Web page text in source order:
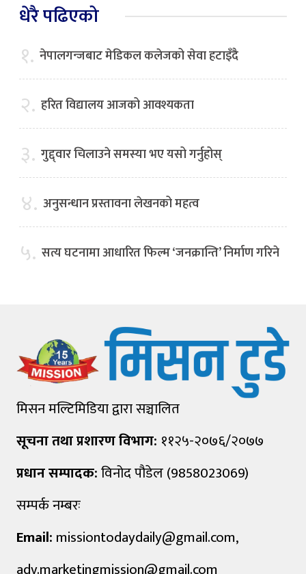
धेरै पढिएको
१. नेपालगन्जबाट मेडिकल कलेजको सेवा हटाइँदै
२. हरित विद्यालय आजको आवश्यकता
३. गुद्द्वार चिलाउने समस्या भए यसो गर्नुहोस्
४. अनुसन्धान प्रस्तावना लेखनको महत्व
५. सत्य घटनामा आधारित फिल्म ‘जनक्रान्ति’ निर्माण गरिने
मिसन मल्टिमिडिया द्वारा सञ्चालित
सूचना तथा प्रशारण विभाग: ११२५-२०७६/२०७७
प्रधान सम्पादक:विनोद पौडेल (9858023069)
सम्पर्क नम्बरः
Email: missiontodaydaily@gmail.com,